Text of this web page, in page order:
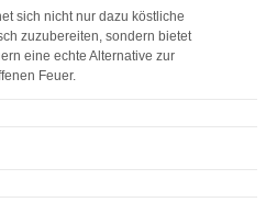
sich nicht nur dazu köstliche
zuzubereiten, sondern bietet
eine echte Alternative zur
Feuer.